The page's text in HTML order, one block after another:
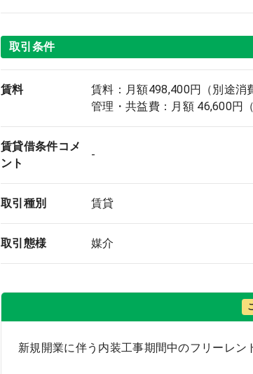
取引条件
賃料
賃料：月額498,400円（別途消
管理・共益費：月額 46,600円
賃貸借条件コメ
ント
-
取引種別 賃貸
取引態様 媒介
新規開業に伴う内装工事期間中のフリーレン